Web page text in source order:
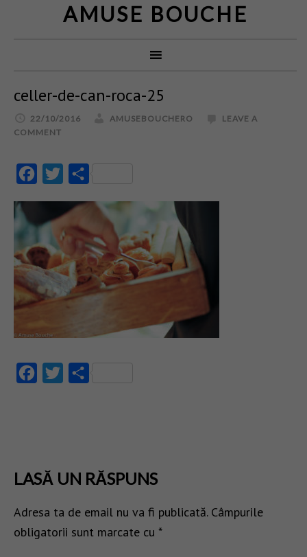
AMUSE BOUCHE
celler-de-can-roca-25
22/10/2016 AMUSEBOUCHERO
LEAVE A
COMMENT
FacebookTwitter
FacebookTwitter
LASĂ UN RĂSPUNS
Adresa ta de email nu va fi publicată. Câmpurile
obligatorii sunt marcate cu *